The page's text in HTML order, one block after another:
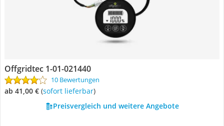
Offgridtec ‎1-01-021440
10 Bewertungen
ab 41,00 € ( Sofort lieferbar)
Preisvergleich und weitere Angebote